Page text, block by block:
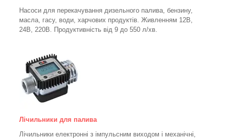
Насоси для перекачування дизельного палива, бензину,
масла, гасу, води, харчових продуктів. Живленням 12В,
24В, 220В. Продуктивність від 9 до 550 л/хв.
Лічильники для палива
Лічильники електронні з імпульсним виходом і механічні,